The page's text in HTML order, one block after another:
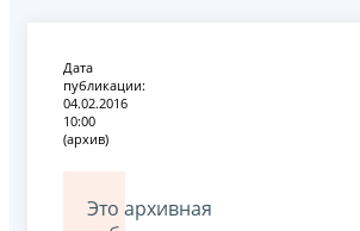
Дата
публикации:
04.02.2016
10:00
(архив)
Это архивная